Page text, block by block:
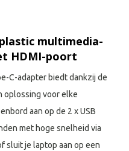
multimedia-
HDMI-poort
C-adapter biedt dankzij de
oplossing voor elke
aan op de 2 x USB
met hoge snelheid via
sluit je laptop aan op een